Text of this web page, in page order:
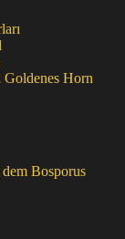
Goldenes Horn
Bosporus